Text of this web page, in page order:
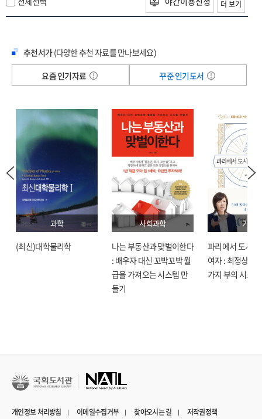
더 보기
추천서가(다양한 추천 자료를 만나보세요)
요즘 인기자료
꾸준 인기도서
과학
(최신)대학물리학
사회과학
나는 부동산과 맞벌이한다
: 배우자 대신 꼬박꼬박 월
급을 가져오는 시스템 만
들기
기술
파리에서 도시락
여자 : 최정상으
가지 부의 시크릿
개인정보 처리방침 이메일수집거부 찾아오시는 길 저작권정책